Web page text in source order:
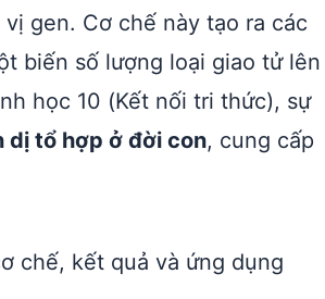
gen. Cơ chế này tạo ra các
biến số lượng loại giao tử lên
học 10 (Kết nối tri thức), sự
dị tổ hợp ở đời con, cung cấp
chế, kết quả và ứng dụng